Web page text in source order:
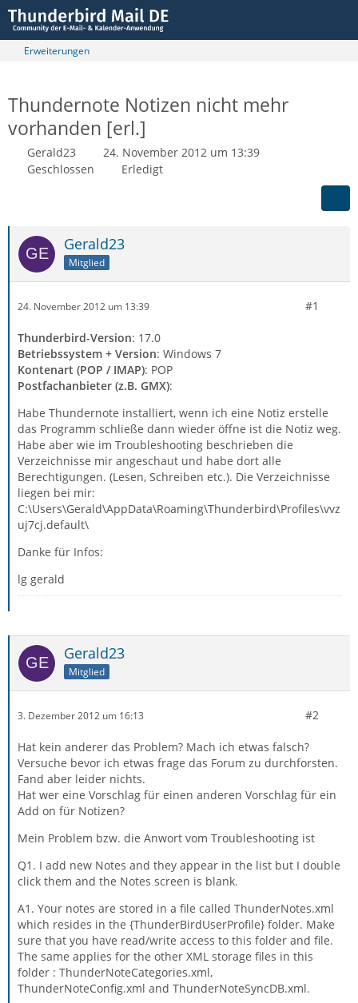
Erweiterungen
Thundernote Notizen nicht mehr
vorhanden [erl.]
Gerald23
24. November 2012 um 13:39
Geschlossen
Erledigt
Gerald23
Mitglied
24. November 2012 um 13:39 #1
Thunderbird-Version: 17.0
Betriebssystem + Version: Windows 7
Kontenart (POP / IMAP): POP
Postfachanbieter (z.B. GMX):
Habe Thundernote installiert, wenn ich eine Notiz erstelle
das Programm schließe dann wieder öffne ist die Notiz weg.
Habe aber wie im Troubleshooting beschrieben die
Verzeichnisse mir angeschaut und habe dort alle
Berechtigungen. (Lesen, Schreiben etc.). Die Verzeichnisse
liegen bei mir:
C:\Users\Gerald\AppData\Roaming\Thunderbird\Profiles\vvz
uj7cj.default\
Danke für Infos:
lg gerald
Gerald23
Mitglied
3. Dezember 2012 um 16:13 #2
Hat kein anderer das Problem? Mach ich etwas falsch?
Versuche bevor ich etwas frage das Forum zu durchforsten.
Fand aber leider nichts.
Hat wer eine Vorschlag für einen anderen Vorschlag für ein
Add on für Notizen?
Mein Problem bzw. die Anwort vom Troubleshooting ist
Q1. I add new Notes and they appear in the list but I double
click them and the Notes screen is blank.
A1. Your notes are stored in a file called ThunderNotes.xml
which resides in the {ThunderBirdUserProfile} folder. Make
sure that you have read/write access to this folder and file.
The same applies for the other XML storage files in this
folder : ThunderNoteCategories.xml,
ThunderNoteConfig.xml and ThunderNoteSyncDB.xml.